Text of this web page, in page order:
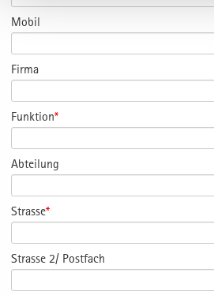
Mobil
Firma
Funktion*
Abteilung
Strasse*
Strasse 2/ Postfach